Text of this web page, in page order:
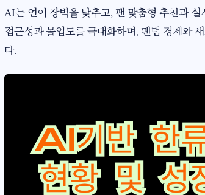
AI는 언어 장벽을 낮추고, 팬 맞춤형 추천과
접근성과 몰입도를 극대화하며, 팬덤 경제와
다.